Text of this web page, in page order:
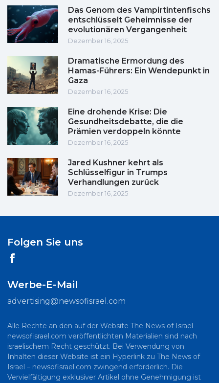
Das Genom des Vampirtintenfischs
entschlüsselt Geheimnisse der
evolutionären Vergangenheit
Dezember 16, 2025
Dramatische Ermordung des
Hamas-Führers: Ein Wendepunkt in
Gaza
Dezember 16, 2025
Eine drohende Krise: Die
Gesundheitsdebatte, die die
Prämien verdoppeln könnte
Dezember 16, 2025
Jared Kushner kehrt als
Schlüsselfigur in Trumps
Verhandlungen zurück
Dezember 16, 2025
Folgen Sie uns
Werbe-E-Mail
advertising@newsofisrael.com
Alle Rechte an den auf der Website The News of Israel –
newsofisrael.com veröffentlichten Materialien sind nach
israelischem Recht geschützt. Bei Verwendung von
Inhalten dieser Website ist ein Hyperlink zu The News of
Israel – newsofisrael.com zwingend erforderlich. Die
Vervielfältigung exklusiver Artikel ohne Genehmigung ist